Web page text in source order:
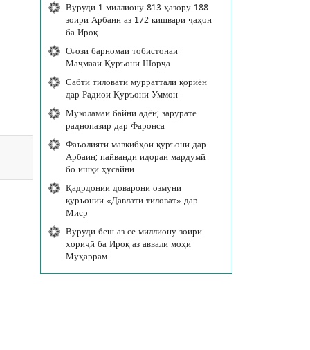
Вуруди 1 миллиону 813 ҳазору 188
зоири Арбаин аз 172 кишвари ҷаҳон
ба Ироқ
Оғози барномаи тобистонаи
Маҷмааи Қуръони Шорҷа
Сабти тиловати мурраттали қориён
дар Радиои Қуръони Уммон
Муколамаи байни адён; зарурате
раднопазир дар Фаронса
Фаъолияти мавкибҳои қуръонӣ дар
Арбаин; пайванди идораи мардумӣ
бо ишқи ҳусайнӣ
Қадрдонии доварони озмуни
қуръонии «Давлати тиловат» дар
Миср
Вуруди беш аз се миллиону зоири
хориҷӣ ба Ироқ аз аввали моҳи
Муҳаррам